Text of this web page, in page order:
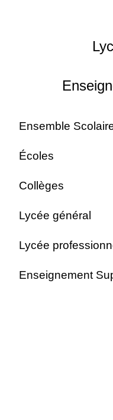
Ensemble
Écoles
Collèges
Lycée général
Lycée
Enseignement